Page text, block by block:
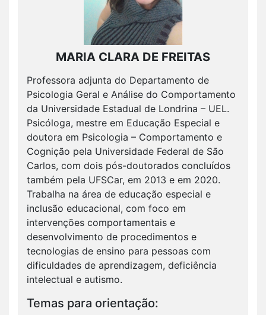
MARIA CLARA DE FREITAS
Professora adjunta do Departamento de
Psicologia Geral e Análise do Comportamento
da Universidade Estadual de Londrina – UEL.
Psicóloga, mestre em Educação Especial e
doutora em Psicologia – Comportamento e
Cognição pela Universidade Federal de São
Carlos, com dois pós-doutorados concluídos
também pela UFSCar, em 2013 e em 2020.
Trabalha na área de educação especial e
inclusão educacional, com foco em
intervenções comportamentais e
desenvolvimento de procedimentos e
tecnologias de ensino para pessoas com
dificuldades de aprendizagem, deficiência
intelectual e autismo.
Temas para orientação: